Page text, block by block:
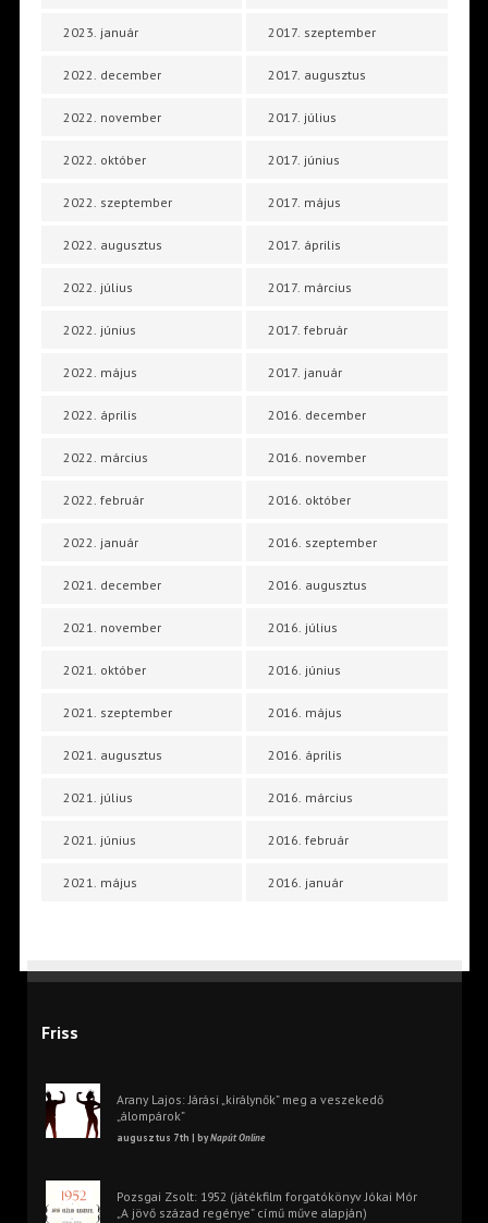
2023. január
2022. december
2022. november
2022. október
2022. szeptember
2022. augusztus
2022. július
2022. június
2022. május
2022. április
2022. március
2022. február
2022. január
2021. december
2021. november
2021. október
2021. szeptember
2021. augusztus
2021. július
2021. június
2021. május
2017. szeptember
2017. augusztus
2017. július
2017. június
2017. május
2017. április
2017. március
2017. február
2017. január
2016. december
2016. november
2016. október
2016. szeptember
2016. augusztus
2016. július
2016. június
2016. május
2016. április
2016. március
2016. február
2016. január
Friss
Arany Lajos: Járási „királynők” meg a veszekedő
„álompárok”
augusztus 7th | byNapút Online
Pozsgai Zsolt: 1952 (játékfilm forgatókönyv Jókai Mór
„A jövő század regénye” című műve alapján)